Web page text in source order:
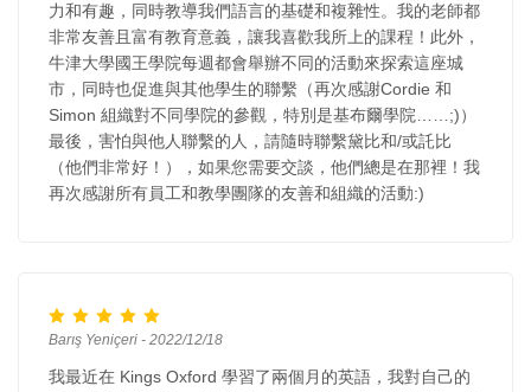
力和有趣，同時教導我們語言的基礎和複雜性。我的老師都
非常友善且富有教育意義，讓我喜歡我所上的課程！此外，
牛津大學國王學院每週都會舉辦不同的活動來探索這座城
市，同時也促進與其他學生的聯繫（再次感謝Cordie 和
Simon 組織對不同學院的參觀，特別是基布爾學院……;)）
最後，害怕與他人聯繫的人，請隨時聯繫黛比和/或託比
（他們非常好！），如果您需要交談，他們總是在那裡！我
再次感謝所有員工和教學團隊的友善和組織的活動:)
Barış Yeniçeri - 2022/12/18
我最近在 Kings Oxford 學習了兩個月的英語，我對自己的